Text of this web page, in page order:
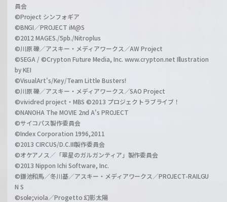
員会
©Project シンフォギア
©BNGI／PROJECT iM@S
©2012 MAGES./5pb./Nitroplus
©川原 礫／アスキー・メディアワークス／AW Project
©SEGA / ©Crypton Future Media, Inc. www.crypton.net Illustration
by KEI
©VisualArt's/Key/Team Little Busters!
©川原 礫／アスキー・メディアワークス／SAO Project
©vividred project・MBS ©2013 プロジェクトラブライブ！
©NANOHA The MOVIE 2nd A's PROJECT
©サイコパス製作委員会
©Index Corporation 1996,2011
©2013 CIRCUS/D.C.III製作委員会
©オケアノス／「翠星のガルガンティア」製作委員会
©2013 Nippon Ichi Software, Inc.
©鎌池和馬／冬川基／アスキー・メディアワークス／PROJECT-RAILGU
N S
©sole;viola／Progetto 幻影太陽